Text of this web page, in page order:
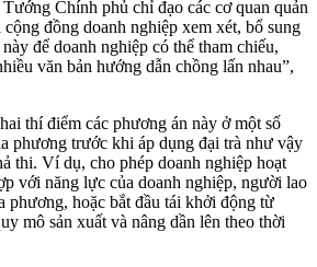
Chính phủ chỉ đạo các cơ quan quản
đồng doanh nghiệp xem xét, bổ sung
để doanh nghiệp có thể tham chiếu,
văn bản hướng dẫn chồng lấn nhau”,
thí điểm các phương án này ở một số
phương trước khi áp dụng đại trà như vậy
thi. Ví dụ, cho phép doanh nghiệp hoạt
với năng lực của doanh nghiệp, người lao
phương, hoặc bắt đầu tái khởi động từ
mô sản xuất và nâng dần lên theo thời